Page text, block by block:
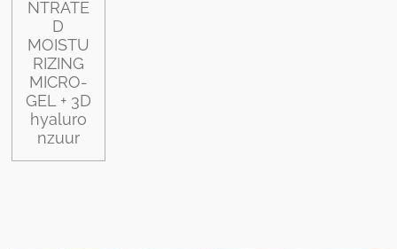
NTRATE
D
MOISTU
RIZING
MICRO-
GEL + 3D
hyaluro
nzuur